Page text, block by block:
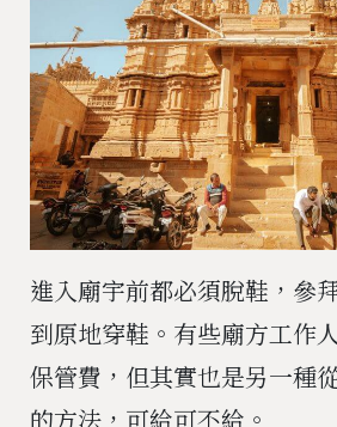
進入廟宇前都必須脫鞋，參
到原地穿鞋。有些廟方工作
保管費，但其實也是另一種
的方法，可給可不給。